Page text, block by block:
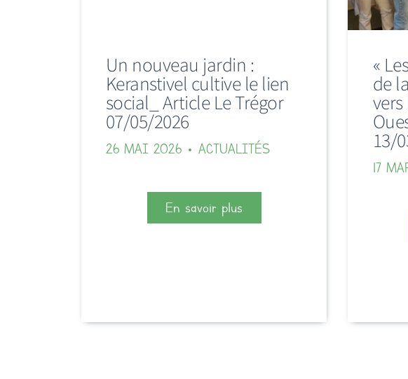
Un nouveau jardin :
Keranstivel cultive le lien
social_ Article Le Trégor
07/05/2026
26 MAI 2026 ACTUALITÉS
En savoir plus
«
de
13/
17